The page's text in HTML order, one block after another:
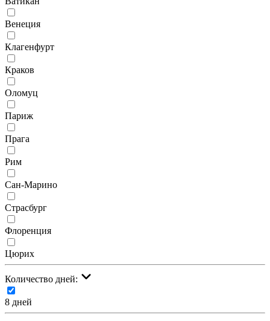
Венеция
Клагенфурт
Краков
Оломуц
Париж
Прага
Рим
Сан-Марино
Страсбург
Флоренция
Цюрих
Количество дней:
8 дней